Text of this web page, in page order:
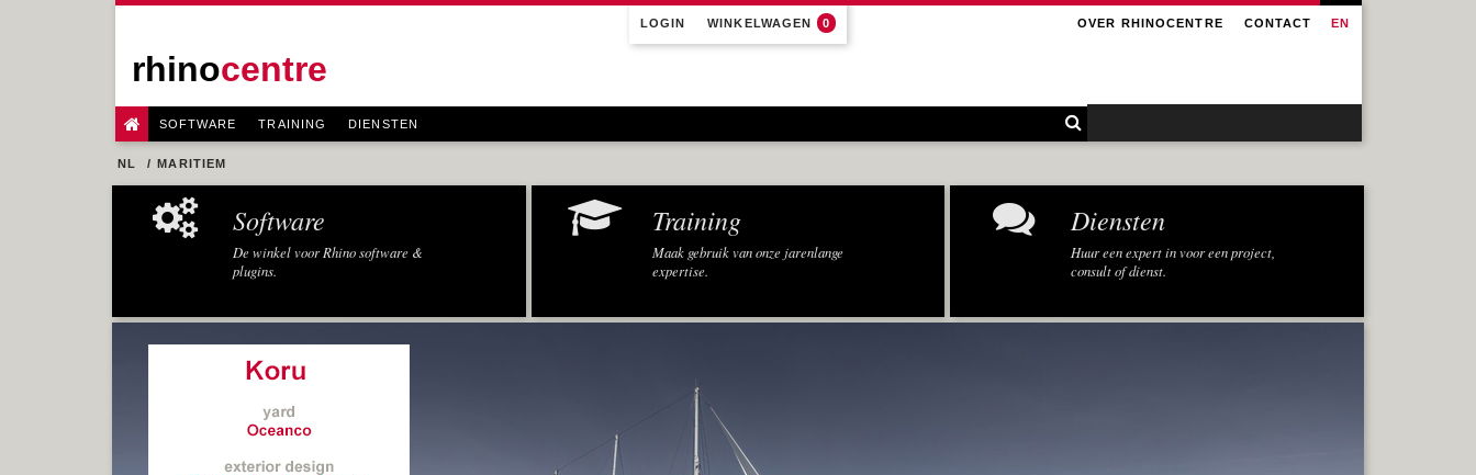
LOGIN WINKELWAGEN 0 EN
OVER RHINOCENTRE CONTACT
rhinocentre
SOFTWARE TRAINING DIENSTEN
NL MARITIEM
Software
De winkel voor Rhino software &
plugins.
Training
Maak gebruik van onze jarenlange
expertise.
Diensten
Huur een expert in voor een project,
consult of dienst.